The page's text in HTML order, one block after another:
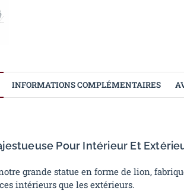
INFORMATIONS COMPLÉMENTAIRES
Pour Intérieur Et
grande statue en forme de lion,
intérieurs que les extérieurs.